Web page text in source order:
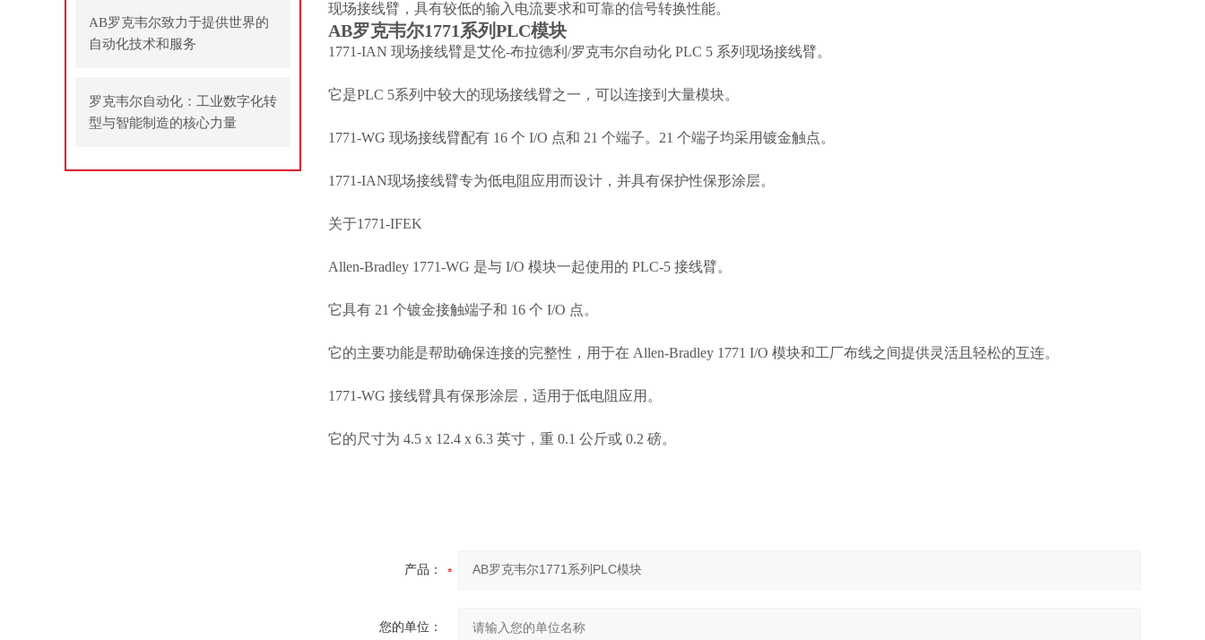
AB罗克韦尔致力于提供世界的
自动化技术和服务
罗克韦尔自动化：工业数字化转
型与智能制造的核心力量
现场接线臂，具有较低的输入电流要求和可靠的信号转换性能。
AB罗克韦尔1771系列PLC模块
1771-IAN 现场接线臂是艾伦-布拉德利/罗克韦尔自动化 PLC 5 系列现场接线臂。
它是PLC 5系列中较大的现场接线臂之一，可以连接到大量模块。
1771-WG 现场接线臂配有 16 个 I/O 点和 21 个端子。21 个端子均采用镀金触点。
1771-IAN现场接线臂专为低电阻应用而设计，并具有保护性保形涂层。
关于1771-IFEK
Allen-Bradley 1771-WG 是与 I/O 模块一起使用的 PLC-5 接线臂。
它具有 21 个镀金接触端子和 16 个 I/O 点。
它的主要功能是帮助确保连接的完整性，用于在 Allen-Bradley 1771 I/O 模块和工厂布线之间提供灵活且轻松的互连。
1771-WG 接线臂具有保形涂层，适用于低电阻应用。
它的尺寸为 4.5 x 12.4 x 6.3 英寸，重 0.1 公斤或 0.2 磅。
产品：
您的单位：